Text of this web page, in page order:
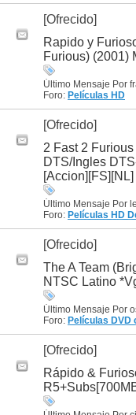
[Ofrecido]
Rapido y
Furious) (2001)
Último Mensaje Por
Foro: Películas HD
[Ofrecido]
2 Fast 2
DTS/Ingles
[Accion][FS][NL]
Último Mensaje Por
Foro: Películas HD
[Ofrecido]
The A Team
NTSC Latino
Último Mensaje Por
Foro: Películas DVD
[Ofrecido]
Rápido &